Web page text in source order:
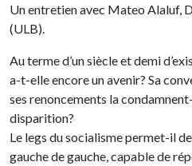
Un entretien avec Mateo Alaluf,
(ULB).
Au terme d’un siècle et demi
a-t-elle encore un avenir? Sa
ses renoncements la
disparition?
Le legs du socialisme permet-il
gauche de gauche, capable de